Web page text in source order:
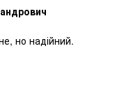
но надійний.